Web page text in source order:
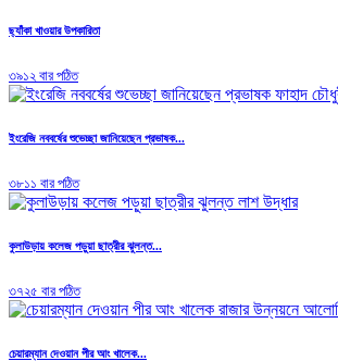
ছ্যাঁকা খাওয়ার উপকারিতা
৩৯১২ বার পঠিত
ইংরেজি নববর্ষের শুভেচ্ছা জানিয়েছেন প্রভাষক...
৩৮১১ বার পঠিত
কুলাউড়ায় কলেজ পড়ুয়া ছাত্রীর ঝুলন্ত...
৩৭২৫ বার পঠিত
চেয়ারম্যান দেওয়ান পীর আং খালেক...